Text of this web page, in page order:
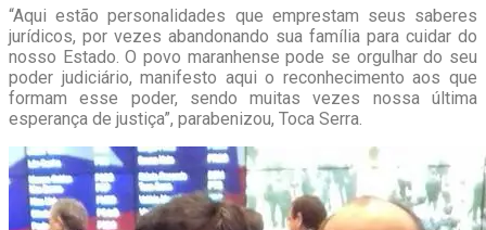
“Aqui estão personalidades que emprestam seus saberes
jurídicos, por vezes abandonando sua família para cuidar do
nosso Estado. O povo maranhense pode se orgulhar do seu
poder judiciário, manifesto aqui o reconhecimento aos que
formam esse poder, sendo muitas vezes nossa última
esperança de justiça”, parabenizou, Toca Serra.